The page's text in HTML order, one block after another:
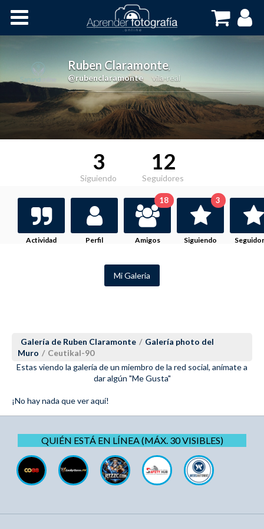
Ruben Claramonte,
@rubenclaramonte
vila-real
3
Siguiendo
12
Seguidores
Actividad Perfil Amigos
18
Siguiendo
3
Mi Galeria
Galería de Ruben Claramonte / Galería photo del
Muro / Ceutikal-90
Estas viendo la galería de un miembro de la red social, anímate a
dar algún "Me Gusta"
¡No hay nada que ver aquí!
QUIÉN ESTÁ EN LÍNEA (MÁX. 30 VISIBLES)